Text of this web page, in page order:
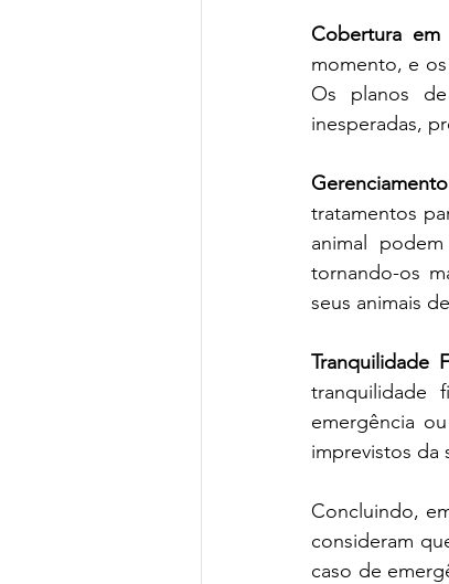
Cobertura em
momento, e
Os planos
inesperadas,
tratamentos
animal
tornando-os
seus animais
Tranquilidade
tranquilidade
emergência
imprevistos da
Concluindo,
consideram
caso de